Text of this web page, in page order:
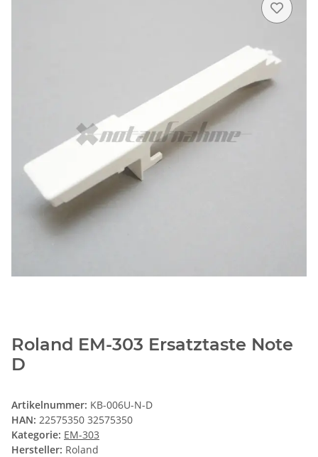
Roland EM-303 Ersatztaste Note
D
Artikelnummer: KB-006U-N-D
HAN: 22575350 32575350
Kategorie: EM-303
Hersteller: Roland